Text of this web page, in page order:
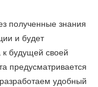
полученные знания
и будет
будущей своей
предусматривается
удобный